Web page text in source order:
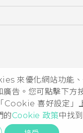
來優化網站功能、
廣告。您可點擊下方
喜好設定」
的Cookie 政策中找
Whitepaper
Corporation